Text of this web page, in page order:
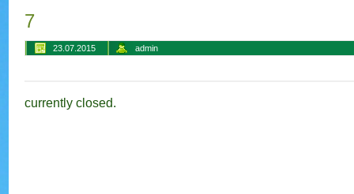
7
23.07.2015 admin
currently closed.